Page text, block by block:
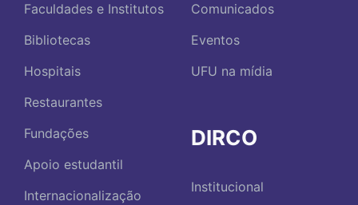
Faculdades e Institutos
Bibliotecas
Hospitais
Restaurantes
Fundações
Apoio estudantil
Internacionalização
Comunicados
Eventos
UFU na mídia
DIRCO
Institucional